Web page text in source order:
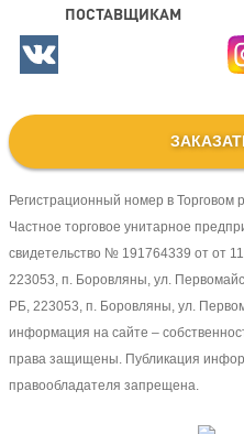
ПОСТАВЩИКАМ
Регистрационный номер в
Частное торговое унитарное
свидетельство № 191764339 от от
223053, п. Боровляны, ул.
РБ, 223053, п. Боровляны, ул.
информация на сайте –
права защищены. Публикация
правообладателя запрещена.